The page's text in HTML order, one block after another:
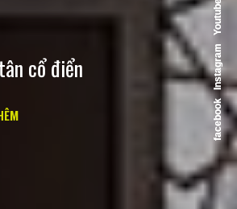
facebook
Instagram
Youtube
facebook
Instagram
Youtube